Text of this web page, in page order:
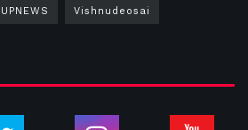
UPNEWS Vishnudeosai